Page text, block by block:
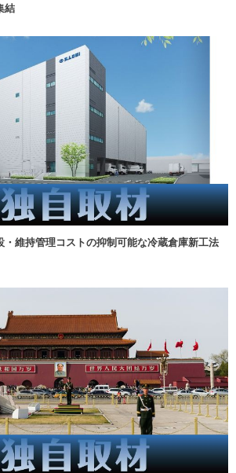
結
・維持管理コストの抑制可能な冷蔵倉庫新工法